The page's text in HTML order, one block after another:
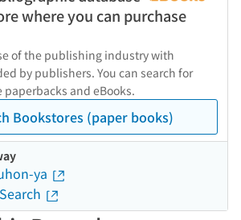
where you can purchase
of the publishing industry with
by publishers. You can search for
and eBooks.
Bookstores (paper books)
ya